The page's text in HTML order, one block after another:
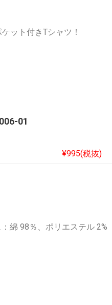
ット付きTシャツ！
01
¥995(税抜)
綿 98％、ポリエステル 2%